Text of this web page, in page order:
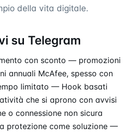
della vita digitale.
su Telegram
con sconto — promozioni
annuali McAfee, spesso con
limitato — Hook basati
che si aprono con avvisi
o connessione non sicura
protezione come soluzione —